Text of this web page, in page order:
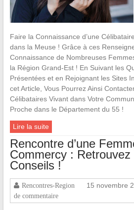
Faire la Connaissance d’une
dans la Meuse ! Grâce à ces
Connaissance de Nombreuses
la Région Grand-Est ! En Suivant les
Présentées et en Rejoignant les Sites
cet Article, Vous Pourrez Ainsi
Célibataires Vivant dans Votre
Proche dans le Département du 55 !
Lire la suite
Rencontre d’une
Commercy : Retrouvez
Conseils !
Rencontres-Region 15 novembre
de commentaire